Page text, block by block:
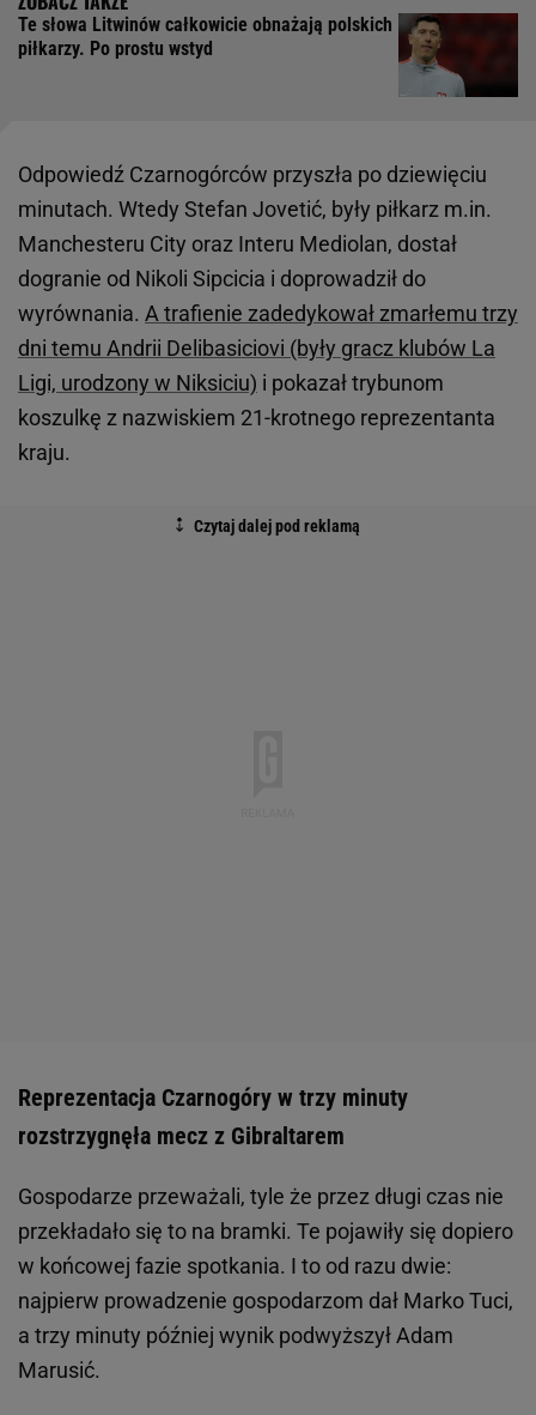
Te słowa Litwinów całkowicie obnażają polskich
piłkarzy. Po prostu wstyd
Odpowiedź Czarnogórców przyszła po dziewięciu
minutach. Wtedy Stefan Jovetić, były piłkarz m.in.
Manchesteru City oraz Interu Mediolan, dostał
dogranie od Nikoli Sipcicia i doprowadził do
wyrównania. A trafienie zadedykował zmarłemu trzy
dni temu Andrii Delibasiciovi (były gracz klubów La
Ligi, urodzony w Niksiciu) i pokazał trybunom
koszulkę z nazwiskiem 21-krotnego reprezentanta
kraju.
Reprezentacja Czarnogóry w trzy minuty
rozstrzygnęła mecz z Gibraltarem
Gospodarze przeważali, tyle że przez długi czas nie
przekładało się to na bramki. Te pojawiły się dopiero
w końcowej fazie spotkania. I to od razu dwie:
najpierw prowadzenie gospodarzom dał Marko Tuci,
a trzy minuty później wynik podwyższył Adam
Marusić.